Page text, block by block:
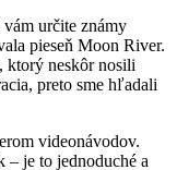
určite známy
pieseň Moon River.
ktorý neskôr nosili
preto sme hľadali
videonávodov.
– je to jednoduché a